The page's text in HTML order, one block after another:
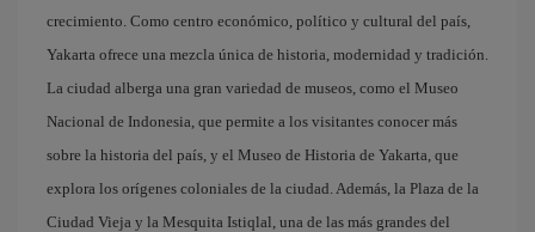
crecimiento. Como centro económico, político y cultural del país,
Yakarta ofrece una mezcla única de historia, modernidad y tradición.
La ciudad alberga una gran variedad de museos, como el Museo
Nacional de Indonesia, que permite a los visitantes conocer más
sobre la historia del país, y el Museo de Historia de Yakarta, que
explora los orígenes coloniales de la ciudad. Además, la Plaza de la
Ciudad Vieja y la Mesquita Istiqlal, una de las más grandes del